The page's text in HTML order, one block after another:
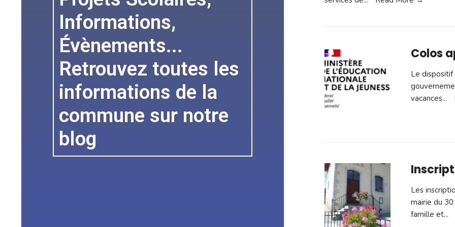
Informations,
Évènements...
Retrouvez toutes les
informations de la
commune sur notre
blog
Colos
Le dispositif
vacances...
Les
mairie du
famille et...